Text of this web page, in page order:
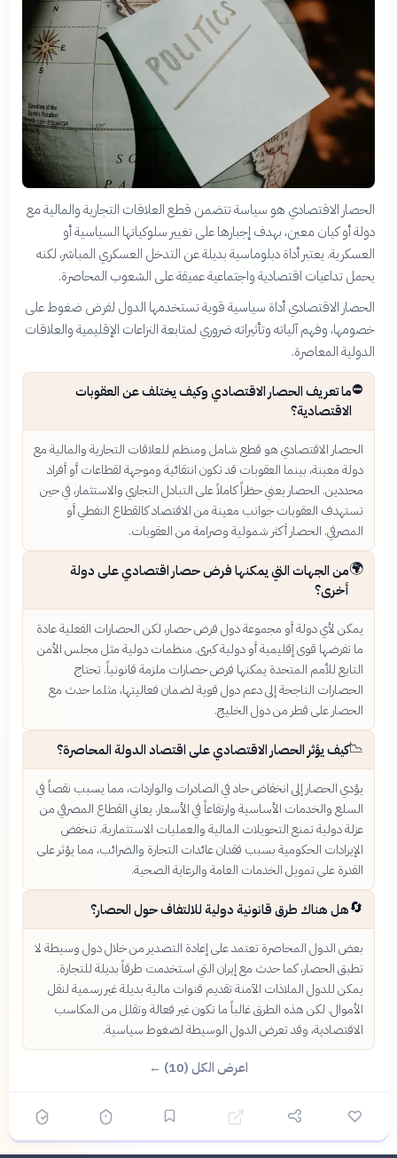
الحصار الاقتصادي هو سياسة تتضمن قطع العلاقات التجارية والمالية مع
دولة أو كيان معين، بهدف إجبارها على تغيير سلوكياتها السياسية أو
العسكرية. يعتبر أداة دبلوماسية بديلة عن التدخل العسكري المباشر، لكنه
يحمل تداعيات اقتصادية واجتماعية عميقة على الشعوب المحاصرة.
الحصار الاقتصادي أداة سياسية قوية تستخدمها الدول لفرض ضغوط على
خصومها، وفهم آلياته وتأثيراته ضروري لمتابعة النزاعات الإقليمية والعلاقات
الدولية المعاصرة.
⛔ما تعريف الحصار الاقتصادي وكيف يختلف عن العقوبات
الاقتصادية؟
الحصار الاقتصادي هو قطع شامل ومنظم للعلاقات التجارية والمالية مع
دولة معينة، بينما العقوبات قد تكون انتقائية وموجهة لقطاعات أو أفراد
محددين. الحصار يعني حظراً كاملاً على التبادل التجاري والاستثمار، في حين
تستهدف العقوبات جوانب معينة من الاقتصاد كالقطاع النفطي أو
المصرفي. الحصار أكثر شمولية وصرامة من العقوبات.
🌍من الجهات التي يمكنها فرض حصار اقتصادي على دولة
أخرى؟
يمكن لأي دولة أو مجموعة دول فرض حصار، لكن الحصارات الفعلية عادة
ما تفرضها قوى إقليمية أو دولية كبرى. منظمات دولية مثل مجلس الأمن
التابع للأمم المتحدة يمكنها فرض حصارات ملزمة قانونياً. تحتاج
الحصارات الناجحة إلى دعم دول قوية لضمان فعاليتها، مثلما حدث مع
الحصار على قطر من دول الخليج.
📉كيف يؤثر الحصار الاقتصادي على اقتصاد الدولة المحاصرة؟
يؤدي الحصار إلى انخفاض حاد في الصادرات والواردات، مما يسبب نقصاً في
السلع والخدمات الأساسية وارتفاعاً في الأسعار. يعاني القطاع المصرفي من
عزلة دولية تمنع التحويلات المالية والعمليات الاستثمارية. تنخفض
الإيرادات الحكومية بسبب فقدان عائدات التجارة والضرائب، مما يؤثر على
القدرة على تمويل الخدمات العامة والرعاية الصحية.
🔄هل هناك طرق قانونية دولية للالتفاف حول الحصار؟
بعض الدول المحاصرة تعتمد على إعادة التصدير من خلال دول وسيطة لا
تطبق الحصار، كما حدث مع إيران التي استخدمت طرقاً بديلة للتجارة.
يمكن للدول الملاذات الآمنة تقديم قنوات مالية بديلة غير رسمية لنقل
الأموال. لكن هذه الطرق غالباً ما تكون غير فعالة وتقلل من المكاسب
الاقتصادية، وقد تعرض الدول الوسيطة لضغوط سياسية.
اعرض الكل (10) ←